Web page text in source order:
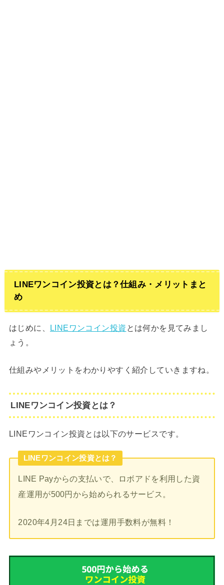
LINEワンコイン投資とは？仕組み・メリットまと
め
はじめに、 LINEワンコイン投資 とは何かを見てみまし
ょう。
仕組みやメリットをわかりやすく紹介していきますね。
LINEワンコイン投資とは？
LINEワンコイン投資とは以下のサービスです。
LINEワンコイン投資とは？
LINE Payからの支払いで、ロボアドを利用した資
産運用が500円から始められるサービス。
2020年4月24日までは運用手数料が無料！